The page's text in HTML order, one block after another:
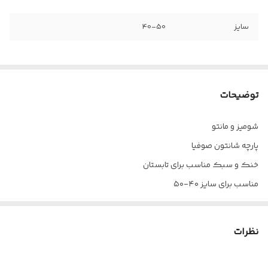
سایز 40-50
توضیحات
شومیز و مانتو
پارچه شانتون صوفیا
خنک و سبک مناسب برای تابستان
مناسب برای سایز ۴۰-۵۰
نظرات